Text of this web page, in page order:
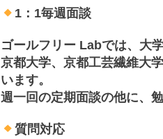
1：1毎週面談
ゴールフリー Labでは、大
京都大学、京都工芸繊維大
います。
週一回の定期面談の他に、
質問対応